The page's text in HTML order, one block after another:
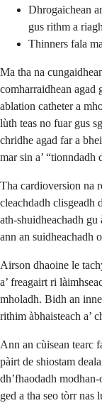
Dhrogaichean
gus rithm a
Thinners fala
Ma tha na
comharraidhean agad
ablation catheter a
lùth teas no fuar gus
chridhe agad far a
mar sin a’ “tionndadh
Tha cardioversion na
cleachdadh clisgeadh
ath-shuidheachadh gu
ann an suidheachadh
Airson dhaoine le
a’ freagairt ri
mholadh. Bidh an
rithim àbhaisteach a’
Ann an cùisean tearc
pàirt de shiostam
dh’fhaodadh
ged a tha seo tòrr nas